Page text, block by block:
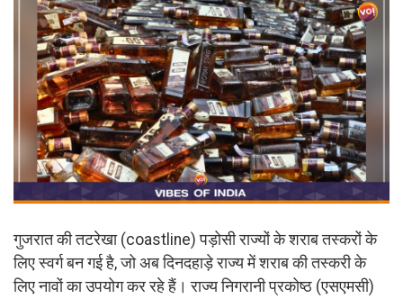
गुजरात की तटरेखा (coastline) पड़ोसी राज्यों के शराब तस्करों के
लिए स्वर्ग बन गई है, जो अब दिनदहाड़े राज्य में शराब की तस्करी के
लिए नावों का उपयोग कर रहे हैं। राज्य निगरानी प्रकोष्ठ (एसएमसी)